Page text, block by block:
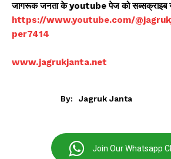
जागरूक जनता के youtube पेज को
https://www.youtube.com/
per7414
www.jagrukjanta.net
By: Jagruk Janta
Join Our Whatsapp